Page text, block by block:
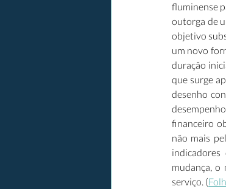
fluminense
outorga de
objetivo
um novo
duração
que surge
desenho
financeiro
não mais
mudança,
serviço. (